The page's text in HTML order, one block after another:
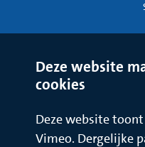
Deze website
cookies
Deze website toont
Vimeo. Dergelijke